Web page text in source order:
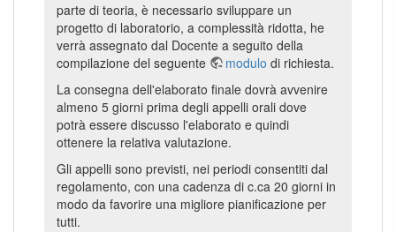
parte di teoria, è necessario sviluppare un
progetto di laboratorio, a complessità ridotta, he
verrà assegnato dal Docente a seguito della
compilazione del seguente
modulo di richiesta.
La consegna dell'elaborato finale dovrà avvenire
almeno 5 giorni prima degli appelli orali dove
potrà essere discusso l'elaborato e quindi
ottenere la relativa valutazione.
Gli appelli sono previsti, nei periodi consentiti dal
regolamento, con una cadenza di c.ca 20 giorni in
modo da favorire una migliore pianificazione per
tutti.